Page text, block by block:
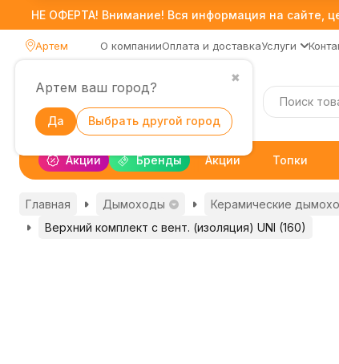
НЕ ОФЕРТА! Внимание! Вся информация на сайте,
Артем
✖
Артем ваш город?
Да Выбрать другой город
О компанииОплата и доставкаУслуги
Акции Бренды Акции Топки
Главная Дымоходы
Керамические
Верхний комплект с вент. (изоляция) UNI (160)